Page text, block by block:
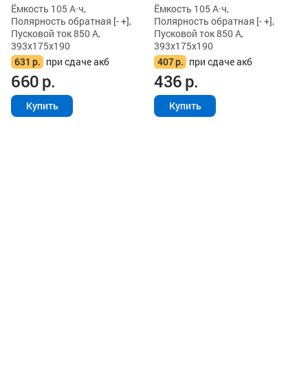
Ёмкость 105 А·ч,
Полярность обратная [- +],
Пусковой ток 850 А,
393x175x190
631 р. при сдаче акб
660р.
Купить
Ёмкость 105 А·ч,
Полярность обратная [- +],
Пусковой ток 850 А,
393x175x190
407р. при сдаче акб
436р.
Купить